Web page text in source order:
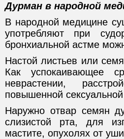
Дурман в народной
В народной медицине
употребляют при
бронхиальной астме
Настой листьев или
Как успокаивающее
неврастении,
повышенной
Наружно отвар семян
слизистой рта, для
мастите, опухолях от